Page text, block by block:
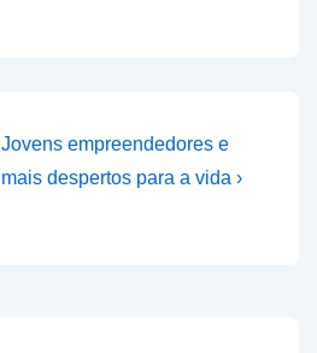
Next
Post
Jovens empreendedores e
mais despertos para a vida ›